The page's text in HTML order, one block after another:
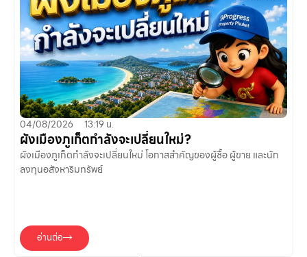
04/08/2026 13:19 น.
ผังเมืองภูเก็ตกำลังจะเปลี่ยนใหม่?
ผังเมืองภูเก็ตกำลังจะเปลี่ยนใหม่ โอกาสสำคัญของผู้ซื้อ ผู้ขาย และนัก
ลงทุนอสังหาริมทรัพย์
อ่านต่อ